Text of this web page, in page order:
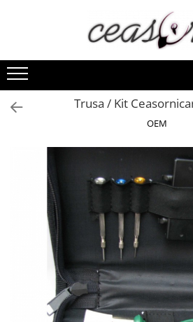
Toate Produsele
Baterii
AA, AAA, 9V
Accesorii baterii
Barbatesti
Ceasuri Accurist
Ceasuri Casio
Ceasuri Daniel Klein
Ceasuri Lorus
Ceasuri Police
Trusa / Kit
OEM